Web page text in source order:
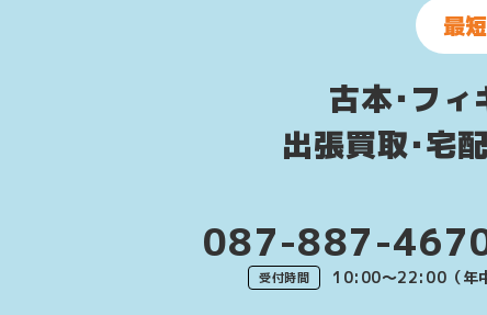
最
古本･フィ
出張買取･宅
087-887-
受付時間 10:00〜22:00（年